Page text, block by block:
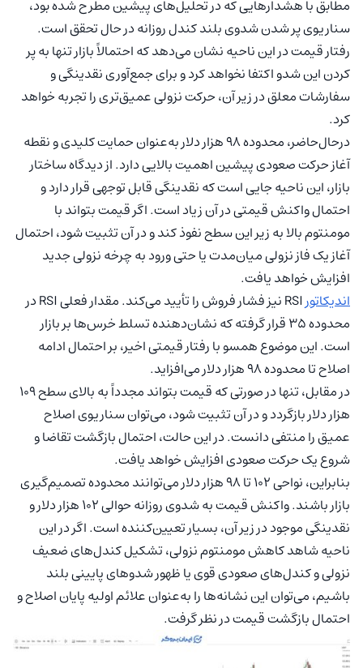
مطابق با هشدارهایی که در تحلیل‌های پیشین مطرح شده بود،
سناریوی پر شدن شدوی بلند کندل روزانه در حال تحقق است.
رفتار قیمت در این ناحیه نشان می‌دهد که احتمالاً بازار تنها به پر
کردن این شدو اکتفا نخواهد کرد و برای جمع‌آوری نقدینگی و
سفارشات معلق در زیر آن، حرکت نزولی عمیق‌تری را تجربه خواهد
کرد.
درحال‌حاضر، محدوده ۹۸ هزار دلار به‌عنوان حمایت کلیدی و نقطه
آغاز حرکت صعودی پیشین اهمیت بالایی دارد. از دیدگاه ساختار
بازار، این ناحیه جایی است که نقدینگی قابل توجهی قرار دارد و
احتمال واکنش قیمتی در آن زیاد است. اگر قیمت بتواند با
مومنتوم بالا به زیر این سطح نفوذ کند و در آن تثبیت شود، احتمال
آغاز یک فاز نزولی میان‌مدت یا حتی ورود به چرخه‌ نزولی جدید
افزایش خواهد یافت.
اندیکاتور
RSI نیز فشار فروش را تأیید می‌کند. مقدار فعلی RSI در
محدوده‌ ۳۵ قرار گرفته که نشان‌دهنده تسلط خرس‌ها بر بازار
است. این موضوع همسو با رفتار قیمتی اخیر، بر احتمال ادامه
اصلاح تا محدوده ۹۸ هزار دلار می‌افزاید.
در مقابل، تنها در صورتی که قیمت بتواند مجدداً به بالای سطح ۱۰۹
هزار دلار بازگردد و در آن تثبیت شود، می‌توان سناریوی اصلاح
عمیق را منتفی دانست. در این حالت، احتمال بازگشت تقاضا و
شروع یک حرکت صعودی افزایش خواهد یافت.
بنابراین، نواحی ۱۰۲ تا ۹۸ هزار دلار می‌توانند محدوده تصمیم‌گیری
بازار باشند. واکنش قیمت به شدوی روزانه حوالی ۱۰۲ هزار دلار و
نقدینگی موجود در زیر آن، بسیار تعیین‌کننده است. اگر در این
ناحیه شاهد کاهش مومنتوم نزولی، تشکیل کندل‌های ضعیف
نزولی و کندل‌های صعودی قوی یا ظهور شدوهای پایینی بلند
باشیم، می‌توان این نشانه‌ها را به‌عنوان علائم اولیه‌ پایان اصلاح و
احتمال بازگشت قیمت در نظر گرفت.